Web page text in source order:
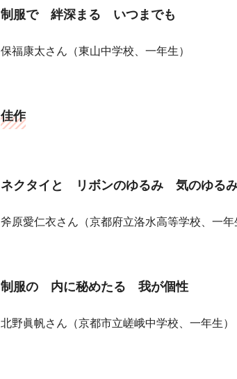
制服で 絆深まる いつまでも
保福康太さん（東山中学校、一年生）
佳作
ネクタイと リボンのゆるみ 気のゆる
斧原愛仁衣さん（京都府立洛水高等学校、一年
制服の 内に秘めたる 我が個性
北野眞帆さん（京都市立嵯峨中学校、一年生）